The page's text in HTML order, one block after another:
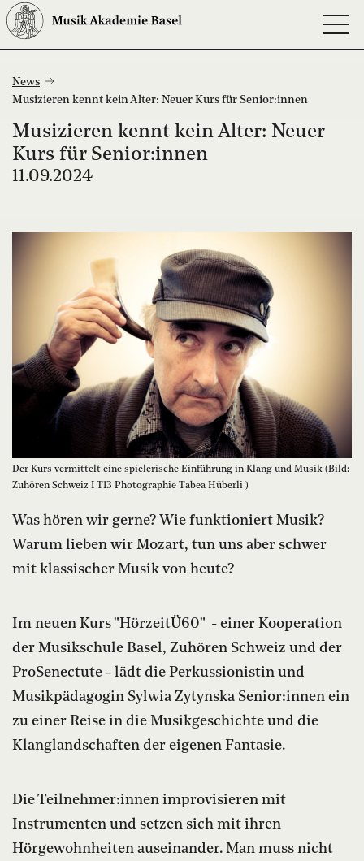
News
Musizieren kennt kein Alter: Neuer Kurs für Senior:innen
Musizieren kennt kein Alter: Neuer
Kurs für Senior:innen
11.09.2024
Der Kurs vermittelt eine spielerische Einführung in Klang und Musik (Bild:
Zuhören Schweiz I T13 Photographie Tabea Hüberli )
Was hören wir gerne? Wie funktioniert Musik?
Warum lieben wir Mozart, tun uns aber schwer
mit klassischer Musik von heute?
Im neuen Kurs "HörzeitÜ60" - einer Kooperation
der Musikschule Basel, Zuhören Schweiz und der
ProSenectute - lädt die Perkussionistin und
Musikpädagogin Sylwia Zytynska Senior:innen ein
zu einer Reise in die Musikgeschichte und die
Klanglandschaften der eigenen Fantasie.
Die Teilnehmer:innen improvisieren mit
Instrumenten und setzen sich mit ihren
Hörgewohnheiten auseinander. Man muss nicht